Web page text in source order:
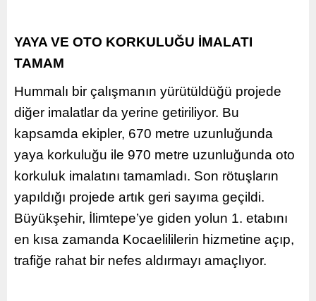
YAYA VE OTO KORKULUĞU İMALATI
TAMAM
Hummalı bir çalışmanın yürütüldüğü projede
diğer imalatlar da yerine getiriliyor. Bu
kapsamda ekipler, 670 metre uzunluğunda
yaya korkuluğu ile 970 metre uzunluğunda oto
korkuluk imalatını tamamladı. Son rötuşların
yapıldığı projede artık geri sayıma geçildi.
Büyükşehir, İlimtepe’ye giden yolun 1. etabını
en kısa zamanda Kocaelililerin hizmetine açıp,
trafiğe rahat bir nefes aldırmayı amaçlıyor.